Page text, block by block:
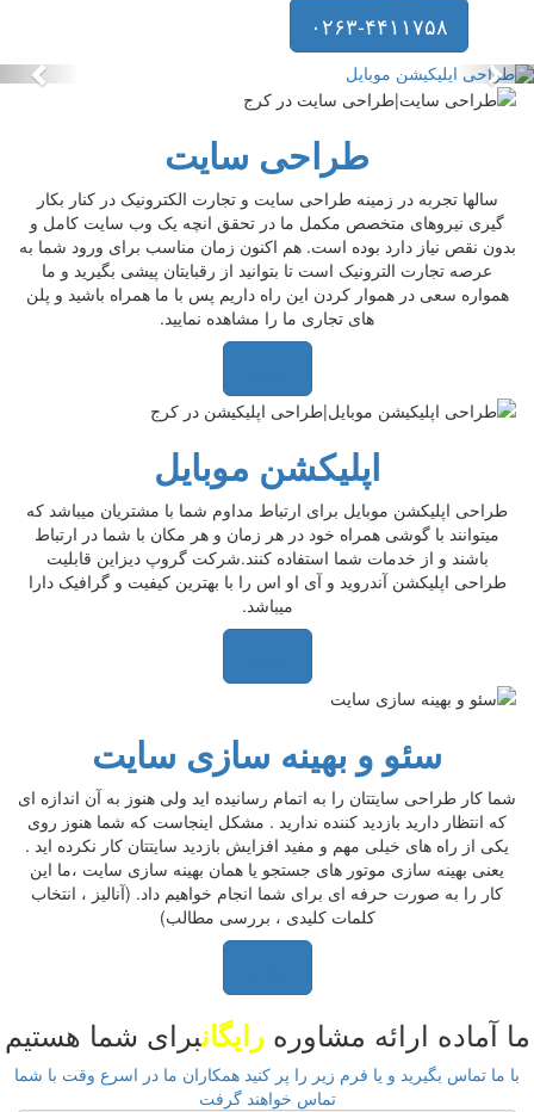
۰۲۶۳-۴۴۱۱۷۵۸
طراحی سایت
سالها تجربه در زمینه طراحی سایت و تجارت الکترونیک در کنار بکار
گیری نیروهای متخصص مکمل ما در تحقق انچه یک وب سایت کامل و
بدون نقص نیاز دارد بوده است. هم اکنون زمان مناسب برای ورود شما به
عرصه تجارت الترونیک است تا بتوانید از رقبایتان پیشی بگیرید و ما
همواره سعی در هموار کردن این راه داریم پس با ما همراه باشید و پلن
های تجاری ما را مشاهده نمایید.
اپلیکشن موبایل
طراحی اپلیکشن موبایل برای ارتباط مداوم شما با مشتریان میباشد که
میتوانند با گوشی همراه خود در هر زمان و هر مکان با شما در ارتباط
باشند و از خدمات شما استفاده کنند.شرکت گروپ دیزاین قابلیت
طراحی اپلیکشن آندروید و آی او اس را با بهترین کیفیت و گرافیک دارا
میباشد.
سئو و بهینه سازی سایت
شما کار طراحی سایتتان را به اتمام رسانیده اید ولی هنوز به آن اندازه ای
که انتظار دارید بازدید کننده ندارید . مشکل اینجاست که شما هنوز روی
یکی از راه های خیلی مهم و مفید افزایش بازدید سایتتان کار نکرده اید .
یعنی بهینه سازی موتور های جستجو یا همان بهینه سازی سایت ،ما این
کار را به صورت حرفه ای برای شما انجام خواهیم داد. (آنالیز ، انتخاب
کلمات کلیدی ، بررسی مطالب)
آماده ارائه مشاوره رایگانبرای شما هستیم
با ما تماس بگیرید و یا فرم زیر را پر کنید همکاران ما در اسرع وقت با شما
تماس خواهند گرفت